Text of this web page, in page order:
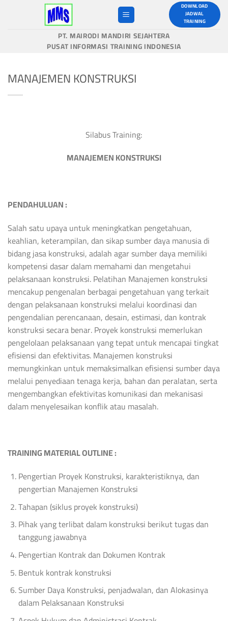
DOWNLOAD
JADWAL
TRAINING
PT. MAIRODI MANDIRI SEJAHTERA
PUSAT INFORMASI TRAINING INDONESIA
MANAJEMEN KONSTRUKSI
Silabus Training:
MANAJEMEN KONSTRUKSI
PENDAHULUAN:
Salah satu upaya untuk meningkatkan pengetahuan,
keahlian, keterampilan, dan sikap sumber daya manusia di
bidang jasa konstruksi, adalah agar sumber daya memiliki
kompetensi dasar dalam memahami dan mengetahui
pelaksanaan konstruksi. Pelatihan Manajemen konstruksi
mencakup pengenalan berbagai pengetahuan yang terkait
dengan pelaksanaan konstruksi melalui koordinasi dan
pengendalian perencanaan, desain, estimasi, dan kontrak
konstruksi secara benar. Proyek konstruksi memerlukan
pengelolaan pelaksanaan yang tepat untuk mencapai tingkat
efisiensi dan efektivitas. Manajemen konstruksi
memungkinkan untuk memaksimalkan efisiensi sumber daya
melalui penyediaan tenaga kerja, bahan dan peralatan, serta
mengembangkan efektivitas komunikasi dan mekanisasi
dalam menyelesaikan konflik atau masalah.
TRAINING MATERIAL OUTLINE :
Pengertian Proyek Konstruksi, karakteristiknya, dan
pengertian Manajemen Konstruksi
Tahapan (siklus proyek konstruksi)
Pihak yang terlibat dalam konstruksi berikut tugas dan
tanggung jawabnya
Pengertian Kontrak dan Dokumen Kontrak
Bentuk kontrak konstruksi
Sumber Daya Konstruksi, penjadwalan, dan Alokasinya
dalam Pelaksanaan Konstruksi